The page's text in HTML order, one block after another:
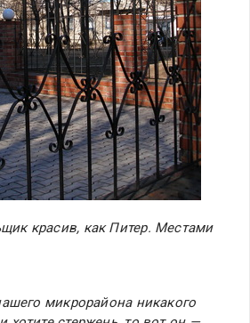
красив, как Питер. Местами
микрорайона никакого